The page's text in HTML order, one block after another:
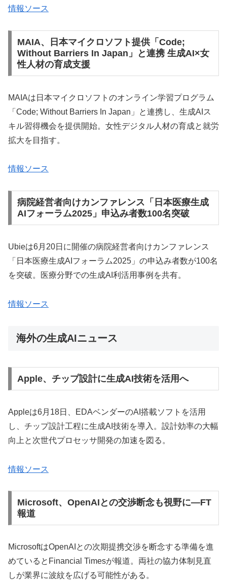
情報ソース
MAIA、日本マイクロソフト提供「Code;
Without Barriers In Japan」と連携 生成AI×女
性人材の育成支援
MAIAは日本マイクロソフトのオンライン学習プログラム
「Code; Without Barriers In Japan」と連携し、生成AIス
キル習得機会を提供開始。女性デジタル人材の育成と就労
拡大を目指す。
情報ソース
病院経営者向けカンファレンス「日本医療生成
AIフォーラム2025」申込み者数100名突破
Ubieは6月20日に開催の病院経営者向けカンファレンス
「日本医療生成AIフォーラム2025」の申込み者数が100名
を突破。医療分野での生成AI利活用事例を共有。
情報ソース
海外の生成AIニュース
Apple、チップ設計に生成AI技術を活用へ
Appleは6月18日、EDAベンダーのAI搭載ソフトを活用
し、チップ設計工程に生成AI技術を導入。設計効率の大幅
向上と次世代プロセッサ開発の加速を図る。
情報ソース
Microsoft、OpenAIとの交渉断念も視野に―FT
報道
MicrosoftはOpenAIとの次期提携交渉を断念する準備を進
めているとFinancial Timesが報道。両社の協力体制見直
しが業界に波紋を広げる可能性がある。